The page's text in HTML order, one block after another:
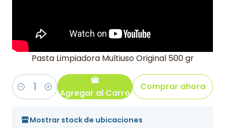
Pasta Limpiadora Multiuso Original 500 gr
Cantidad Agregar al Carro
Comprar ahora
Mostrar stock de ubicaciones